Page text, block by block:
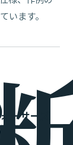
います。
ーサーズ